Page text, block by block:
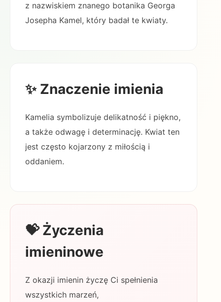
z nazwiskiem znanego botanika Georga
Josepha Kamel, który badał te kwiaty.
✨ Znaczenie imienia
Kamelia symbolizuje delikatność i piękno,
a także odwagę i determinację. Kwiat ten
jest często kojarzony z miłością i
oddaniem.
💝 Życzenia
imieninowe
Z okazji imienin życzę Ci spełnienia
wszystkich marzeń,